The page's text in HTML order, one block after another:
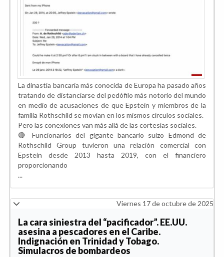
La dinastía bancaria más conocida de Europa ha pasado años
tratando de distanciarse del pedófilo más notorio del mundo
en medio de acusaciones de que Epstein y miembros de la
familia Rothschild se movían en los mismos círculos sociales.
Pero las conexiones van más allá de las cortesías sociales.
🔴 Funcionarios del gigante bancario suizo Edmond de
Rothschild Group tuvieron una relación comercial con
Epstein desde 2013 hasta 2019, con el financiero
proporcionando
...
Viernes 17 de octubre de 2025
La cara siniestra del “pacificador”. EE.UU.
asesina a pescadores en el Caribe.
Indignación en Trinidad y Tobago.
Simulacros de bombardeos